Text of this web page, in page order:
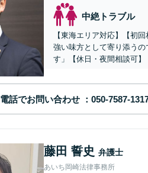
中絶トラブル
【東海エリア対応】【初
強い味方として寄り添う
す」【休日・夜間相談可】
電話でお問い合わせ
藤田 誓史 弁護士
あいち岡崎法律事務所